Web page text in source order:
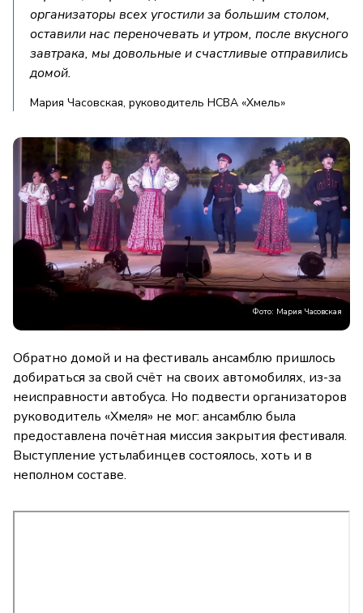
организаторы всех угостили за большим столом,
оставили нас переночевать и утром, после вкусного
завтрака, мы довольные и счастливые отправились
домой.
Мария Часовская, руководитель НСВА «Хмель»
Фото: Мария Часовская
Обратно домой и на фестиваль ансамблю пришлось
добираться за свой счёт на своих автомобилях, из-за
неисправности автобуса. Но подвести организаторов
руководитель «Хмеля» не мог: ансамблю была
предоставлена почётная миссия закрытия фестиваля.
Выступление устьлабинцев состоялось, хоть и в
неполном составе.